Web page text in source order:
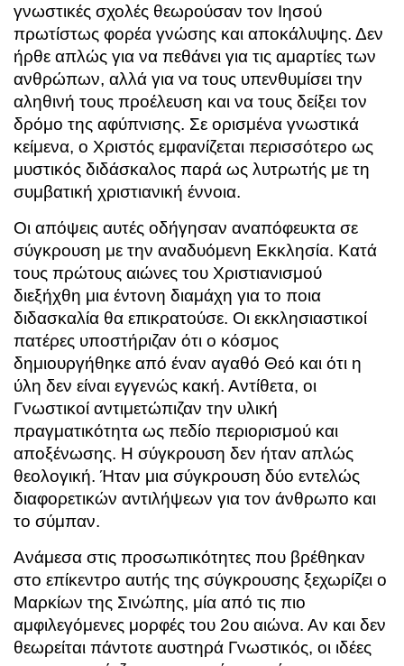
γνωστικές σχολές θεωρούσαν τον Ιησού
πρωτίστως φορέα γνώσης και αποκάλυψης. Δεν
ήρθε απλώς για να πεθάνει για τις αμαρτίες των
ανθρώπων, αλλά για να τους υπενθυμίσει την
αληθινή τους προέλευση και να τους δείξει τον
δρόμο της αφύπνισης. Σε ορισμένα γνωστικά
κείμενα, ο Χριστός εμφανίζεται περισσότερο ως
μυστικός διδάσκαλος παρά ως λυτρωτής με τη
συμβατική χριστιανική έννοια.
Οι απόψεις αυτές οδήγησαν αναπόφευκτα σε
σύγκρουση με την αναδυόμενη Εκκλησία. Κατά
τους πρώτους αιώνες του Χριστιανισμού
διεξήχθη μια έντονη διαμάχη για το ποια
διδασκαλία θα επικρατούσε. Οι εκκλησιαστικοί
πατέρες υποστήριζαν ότι ο κόσμος
δημιουργήθηκε από έναν αγαθό Θεό και ότι η
ύλη δεν είναι εγγενώς κακή. Αντίθετα, οι
Γνωστικοί αντιμετώπιζαν την υλική
πραγματικότητα ως πεδίο περιορισμού και
αποξένωσης. Η σύγκρουση δεν ήταν απλώς
θεολογική. Ήταν μια σύγκρουση δύο εντελώς
διαφορετικών αντιλήψεων για τον άνθρωπο και
το σύμπαν.
Ανάμεσα στις προσωπικότητες που βρέθηκαν
στο επίκεντρο αυτής της σύγκρουσης ξεχωρίζει ο
Μαρκίων της Σινώπης, μία από τις πιο
αμφιλεγόμενες μορφές του 2ου αιώνα. Αν και δεν
θεωρείται πάντοτε αυστηρά Γνωστικός, οι ιδέες